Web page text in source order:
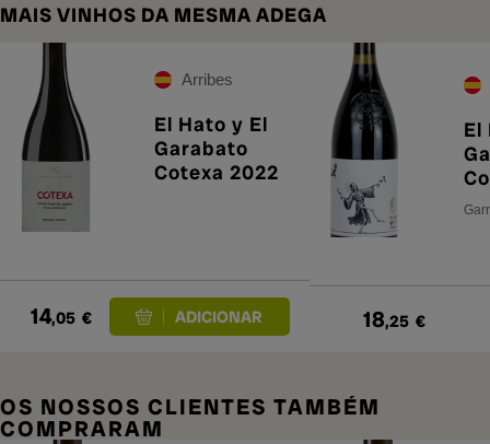
MAIS VINHOS DA MESMA ADEGA
Arribes
El Hato y El
Garabato
Cotexa 2022
14,05 €
El
18,25 €
OS NOSSOS CLIENTES TAMBÉM
COMPRARAM